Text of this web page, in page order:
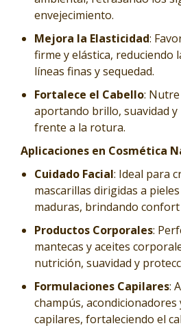
envejecimiento.
Mejora la Elasticidad:
firme y elástica, reduciendo
líneas finas y sequedad.
Fortalece el Cabello:
aportando brillo, suavidad
frente a la rotura.
Aplicaciones en Cosmética
Cuidado Facial: Ideal para
mascarillas dirigidas a
maduras, brindando
Productos Corporales:
mantecas y aceites
nutrición, suavidad y
Formulaciones Capilares:
champús,
capilares, fortaleciendo el